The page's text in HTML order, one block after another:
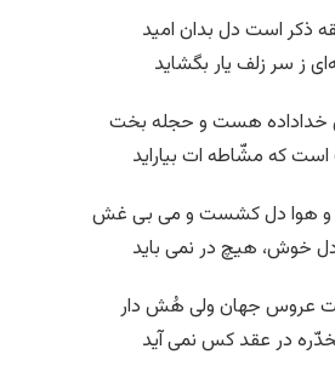
ذکر است دل بدان امید
ز سر زلف یار بگشاید
خداداده هست و حجله بخت
که مشّاطه ات بیاراید
هوا دل کشست و می بی غش
خوش، هیچ در نمی باید
عروس جهان ولی هُش دار
در عقد کس نمی آید